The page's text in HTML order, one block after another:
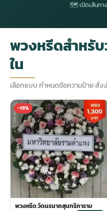
ดอกไม้งานศพ ส่งด่วน
ดอกไม้งานศพ กรุงเทพ
ดอกไม้งานศพ ปากคลองตลาด
ร้านดอกไม้งานศพ ใกล้ฉัน
ดอกไม้งานศพ ราคาถูก
จัดดอกไม้งานศพ ราคา
พวงหรีดดอกไม้สด
พวงหรีดดอกไม้สด ราคาถูก
สั่งพวงหรีด ออนไลน์
ส่งพวงหรีด ด่วน กรุงเทพ
ร้านพวงหรีด กรุงเทพ ส่งฟรี
พวงหรีด ปากคลองตลาด ราคา
ม้หน้าเมรุ
ะดับเมรุ
มรุ ออนไลน์
มรุ ส่งด่วน
น้าเมรุ กรุงเทพ
🗺 เปิดเส้นทา
พวงหรีดสำหรั
ใน
เลือกแบบ กำหนดข้อความป้าย สั่ง
-19%
พวงหรีด วัดนรนาถสุนทริการาม